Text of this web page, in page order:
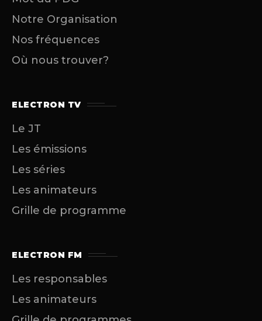
Notre Organisation
Nos fréquences
Où nous trouver?
ELECTRON TV
Le JT
Les émissions
Les séries
Les animateurs
Grille de programme
ELECTRON FM
Les responsables
Les animateurs